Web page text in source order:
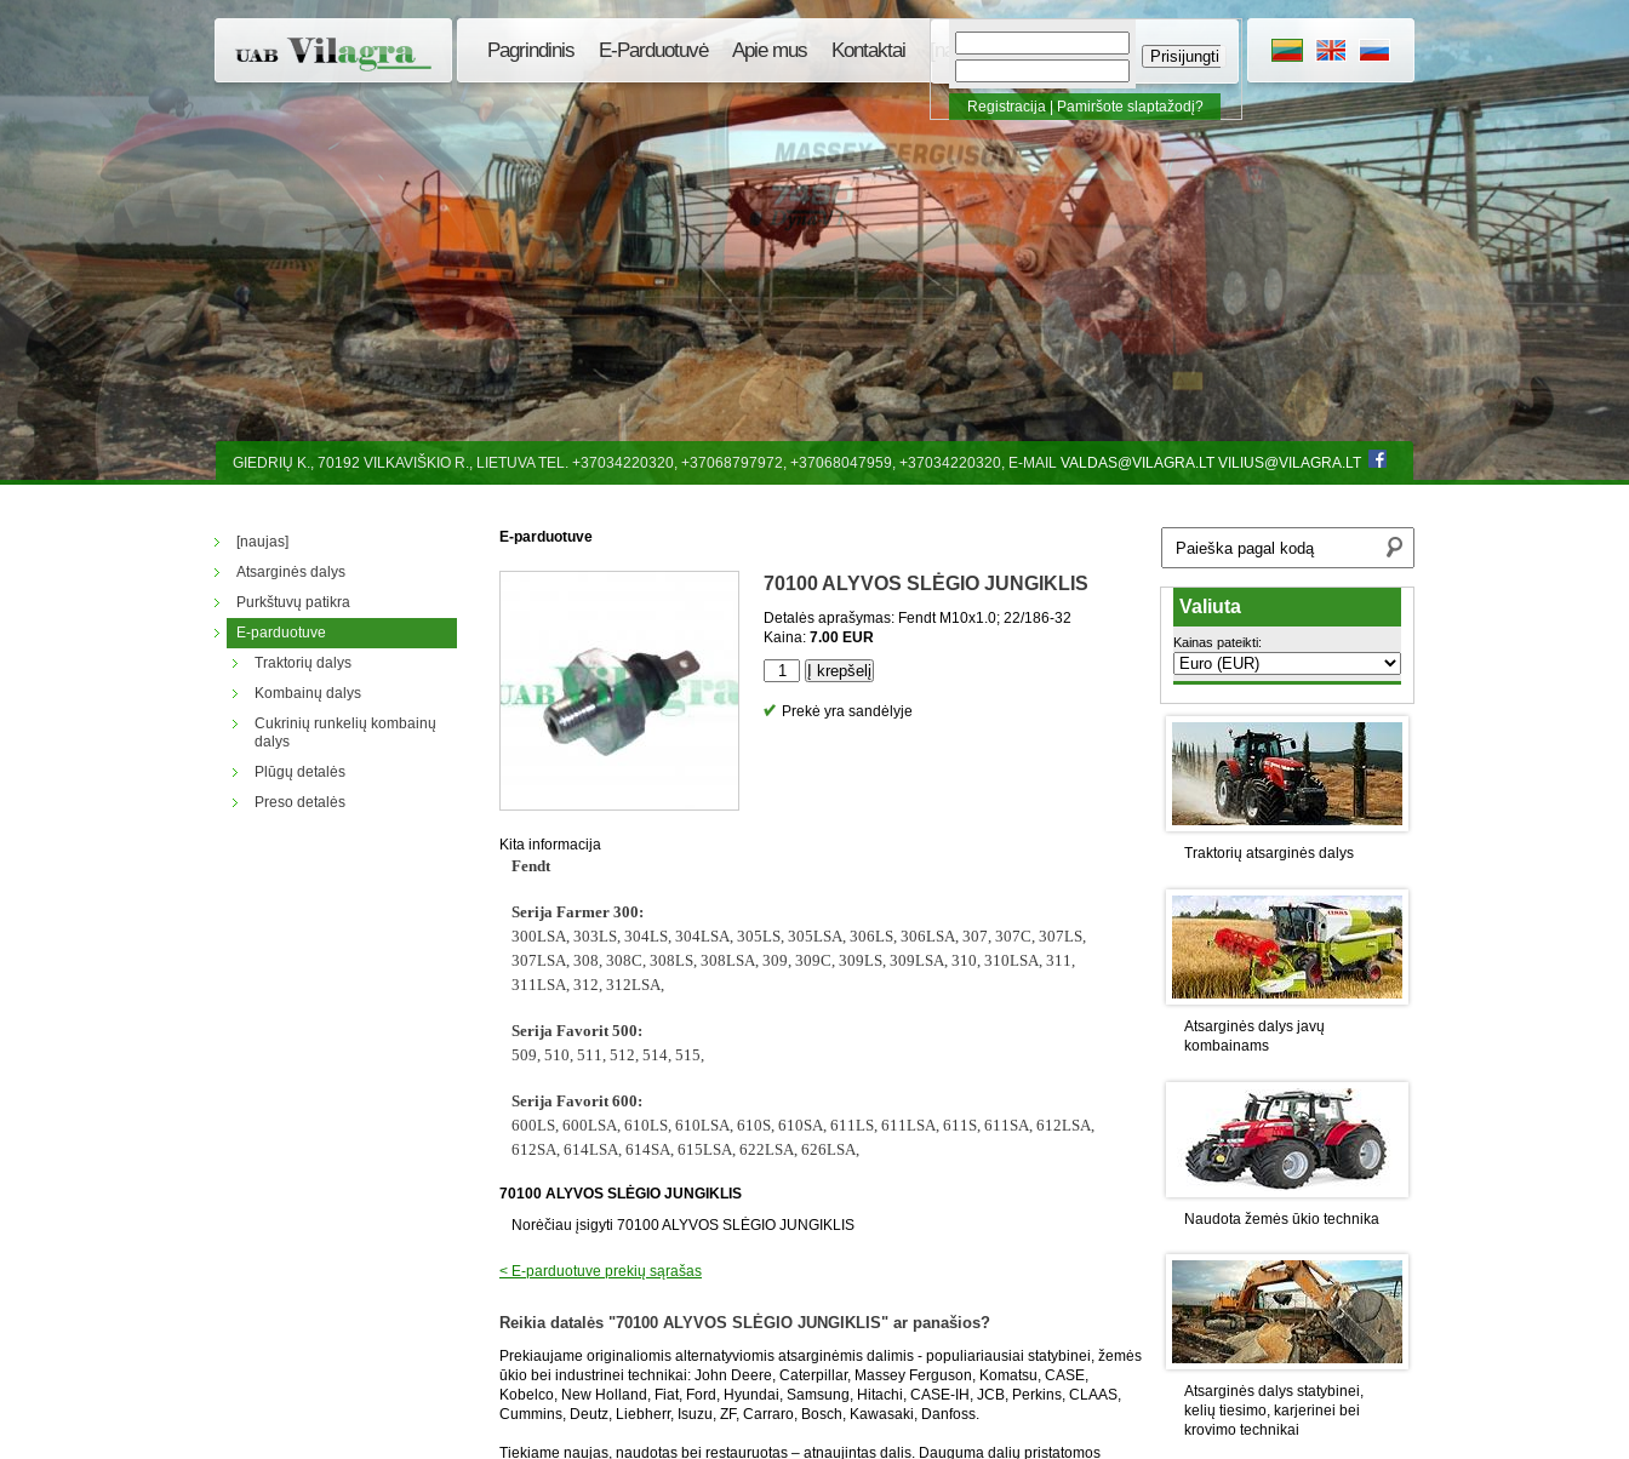
Pagrindinis E-Parduotuvė Apie mus Kontaktai [naujas]
Registracija|Pamiršote slaptažodį?
GIEDRIŲ K., 70192 VILKAVIŠKIO R., LIETUVA TEL. +37034220320, +37068797972, +37068047959, +37034220320, E-MAIL VALDAS@VILAGRA.LT VILIUS@VILAGRA.LT
E-parduotuve
70100 ALYVOS SLĖGIO JUNGIKLIS
Detalės aprašymas: Fendt M10x1.0; 22/186-32
Kaina: 7.00 EUR
Prekė yra sandėlyje
Kita informacija
Fendt
Serija Farmer 300:
300LSA, 303LS, 304LS, 304LSA, 305LS, 305LSA, 306LS, 306LSA, 307, 307C, 307LS,
307LSA, 308, 308C, 308LS, 308LSA, 309, 309C, 309LS, 309LSA, 310, 310LSA, 311,
311LSA, 312, 312LSA,
Serija Favorit 500:
509, 510, 511, 512, 514, 515,
Serija Favorit 600:
600LS, 600LSA, 610LS, 610LSA, 610S, 610SA, 611LS, 611LSA, 611S, 611SA, 612LSA,
612SA, 614LSA, 614SA, 615LSA, 622LSA, 626LSA,
70100 ALYVOS SLĖGIO JUNGIKLIS
Norėčiau įsigyti 70100 ALYVOS SLĖGIO JUNGIKLIS
< E-parduotuve prekių sąrašas
Reikia datalės "70100 ALYVOS SLĖGIO JUNGIKLIS" ar panašios?
Prekiaujame originaliomis alternatyviomis atsarginėmis dalimis - populiariausiai statybinei, žemės
ūkio bei industrinei technikai: John Deere, Caterpillar, Massey Ferguson, Komatsu, CASE,
Kobelco, New Holland, Fiat, Ford, Hyundai, Samsung, Hitachi, CASE-IH, JCB, Perkins, CLAAS,
Cummins, Deutz, Liebherr, Isuzu, ZF, Carraro, Bosch, Kawasaki, Danfoss.
Tiekiame naujas, naudotas bei restauruotas – atnaujintas dalis. Dauguma dalių pristatomos
Valiuta
Kainas pateikti:
Traktorių atsarginės dalys
Atsarginės dalys javų
kombainams
Naudota žemės ūkio technika
Atsarginės dalys statybinei,
kelių tiesimo, karjerinei bei
krovimo technikai
[naujas]
Atsarginės dalys
Purkštuvų patikra
E-parduotuve
Traktorių dalys
Kombainų dalys
Cukrinių runkelių kombainų
dalys
Plūgų detalės
Preso detalės